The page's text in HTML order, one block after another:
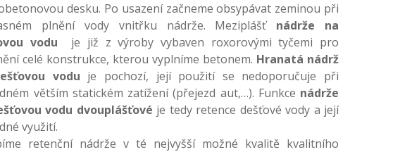
desku. Po usazení začneme obsypávat zeminou při
plnění vody vnitřku nádrže. Meziplášť nádrže na
vodu je již z výroby vybaven roxorovými tyčemi pro
celé konstrukce, kterou vyplníme betonem. Hranatá nádrž
vodu je pochozí, její použití se nedoporučuje při
větším statickém zatížení (přejezd aut,…). Funkce nádrže
vodu dvouplášťové je tedy retence dešťové vody a její
využití.
retenční nádrže v té nejvyšší možné kvalitě kvalitního